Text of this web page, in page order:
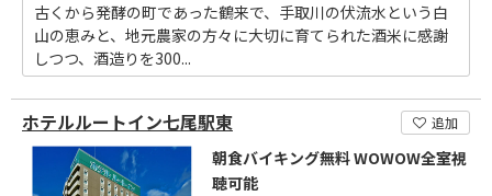
古くから発酵の町であった鶴来で、手取川の伏流水という白
山の恵みと、地元農家の方々に大切に育てられた酒米に感謝
しつつ、酒造りを300...
ホテルルートイン七尾駅東 追加
朝食バイキング無料 WOWOW全室視
聴可能